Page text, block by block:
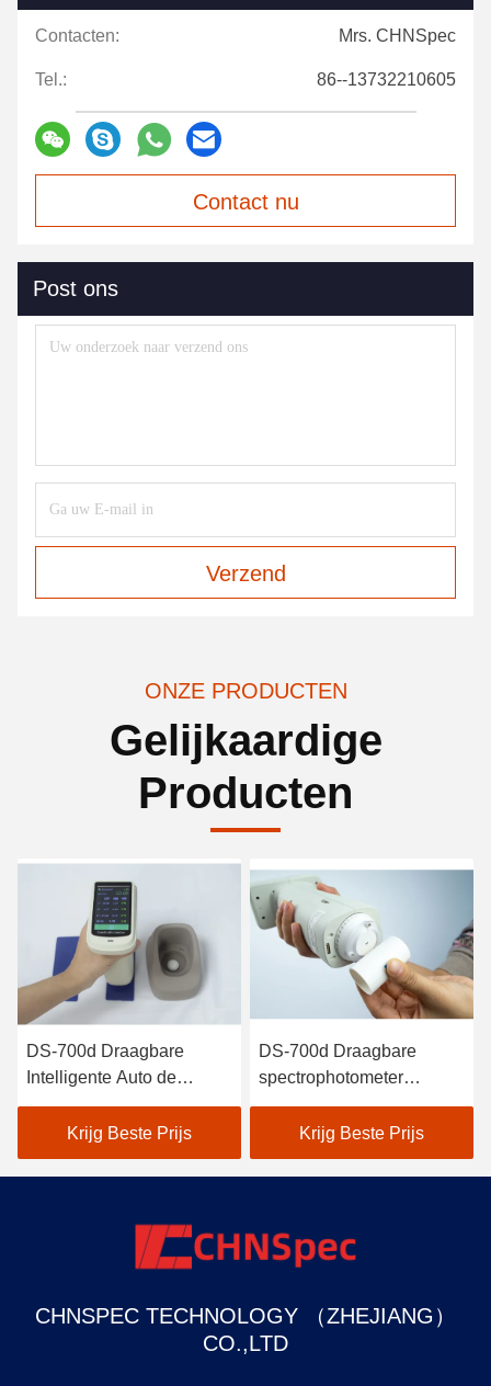
Contacten: Mrs. CHNSpec
Tel.: 86--13732210605
Contact nu
Post ons
Verzend
ONZE PRODUCTEN
Gelijkaardige
Producten
DS-700d Draagbare
Intelligente Auto de
Kaliberbepalings Hoge
Reflectiecoëfficiënt van de
Spectrofotometercolorimeter
Krijg Beste Prijs
DS-700d Draagbare
spectrophotometer
Colorimeter 30+
meetparameters en 37
evaluatie lichtbronnen
Krijg Beste Prijs
CHNSPEC TECHNOLOGY （ZHEJIANG）
CO.,LTD